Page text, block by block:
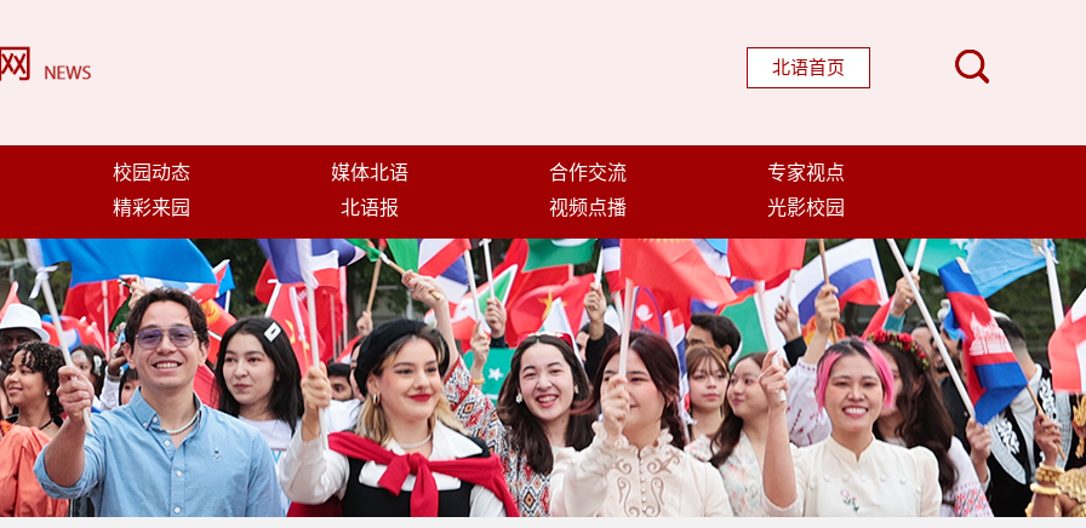
北语首页
校园动态 媒体北语 合作交流
专家视点
精彩来园 北语报 视频点播 光影校园